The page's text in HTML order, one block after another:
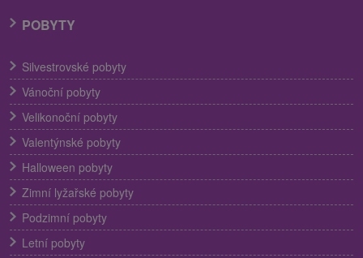
POBYTY
Silvestrovské pobyty
Vánoční pobyty
Velikonoční pobyty
Valentýnské pobyty
Halloween pobyty
Zimní lyžařské pobyty
Podzimní pobyty
Letní pobyty